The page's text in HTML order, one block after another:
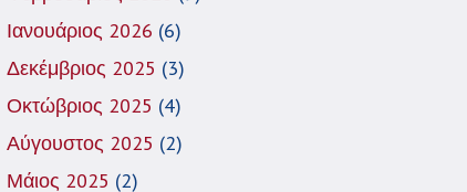
Ιανουάριος 2026 (6)
Δεκέμβριος 2025 (3)
Οκτώβριος 2025 (4)
Αύγουστος 2025 (2)
Μάιος 2025 (2)